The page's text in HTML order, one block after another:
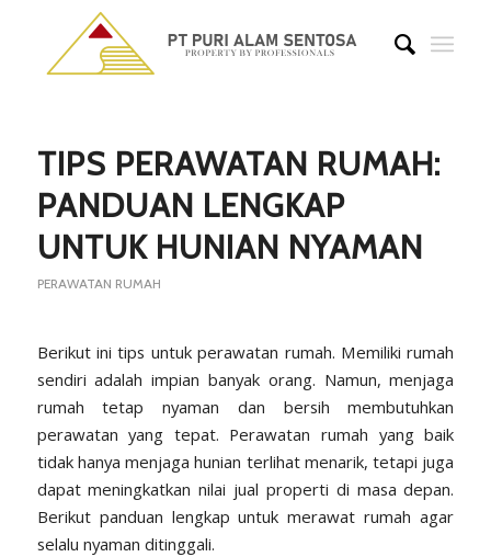
TIPS PERAWATAN RUMAH:
PANDUAN LENGKAP
UNTUK HUNIAN NYAMAN
PERAWATAN RUMAH
Berikut ini tips untuk perawatan rumah. Memiliki rumah
sendiri adalah impian banyak orang. Namun, menjaga
rumah tetap nyaman dan bersih membutuhkan
perawatan yang tepat. Perawatan rumah yang baik
tidak hanya menjaga hunian terlihat menarik, tetapi juga
dapat meningkatkan nilai jual properti di masa depan.
Berikut panduan lengkap untuk merawat rumah agar
selalu nyaman ditinggali.